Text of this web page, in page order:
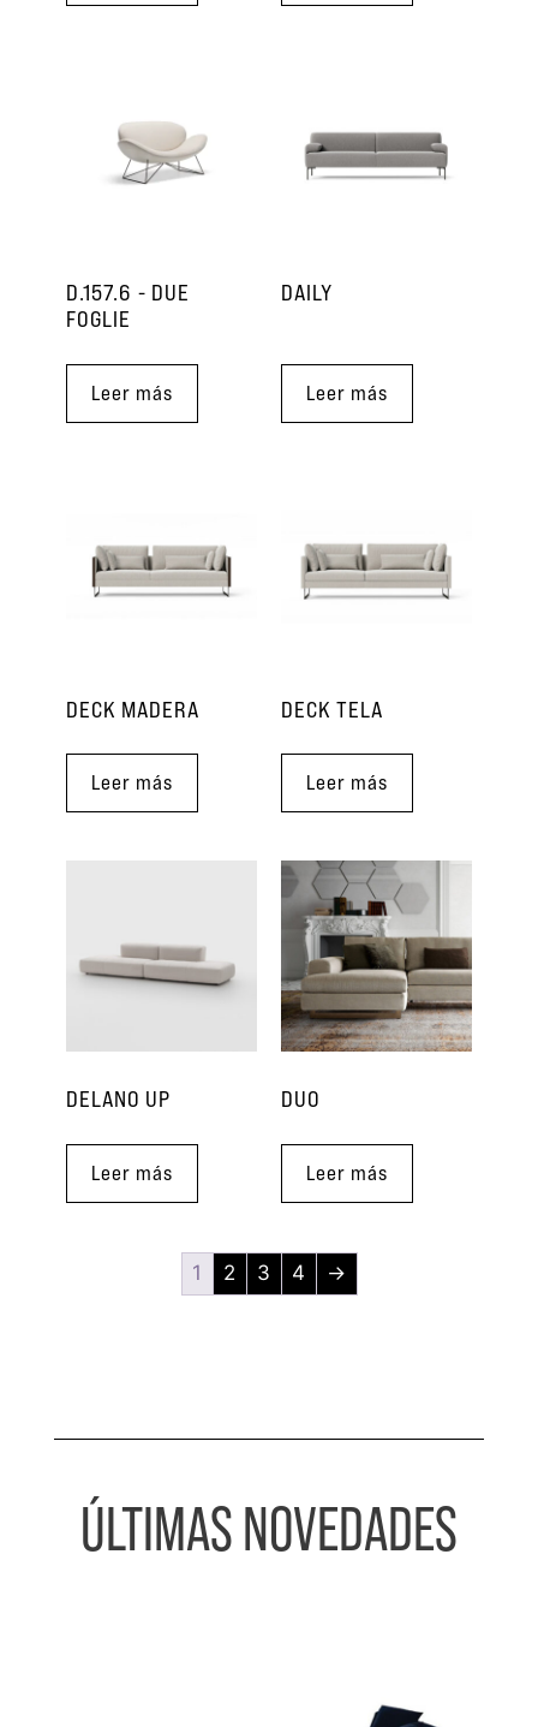
D.157.6 - DUE
FOGLIE
Leer más
DAILY
Leer más
DECK MADERA
Leer más
DECK TELA
Leer más
DELANO UP
Leer más
DUO
Leer más
1 2 3 4 →
ÚLTIMAS NOVEDADES